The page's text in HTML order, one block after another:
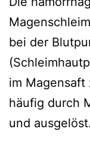
bei der
im Magensaft
häufig durch
und ausgelöst.